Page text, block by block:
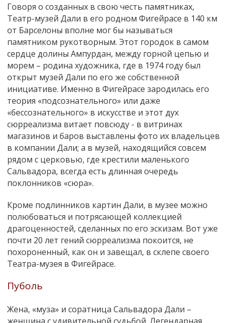
Говоря о созданных в свою честь памятниках,
Театр-музей Дали в его родном Фигейрасе в 140 км
от Барселоны вполне мог бы называться
памятником рукотворным. Этот городок в самом
сердце долины Ампурдан, между горной цепью и
морем – родина художника, где в 1974 году был
открыт музей Дали по его же собственной
инициативе. Именно в Фигейрасе зародилась его
теория «подсознательного» или даже
«бессознательного» в искусстве и этот дух
сюрреализма витает повсюду - в витринах
магазинов и баров выставлены фото их владельцев
в компании Дали; а в музей, находящийся совсем
рядом с церковью, где крестили маленького
Сальвадора, всегда есть длинная очередь
поклонников «сюра».
Кроме подлинников картин Дали, в музее можно
полюбоваться и потрясающей коллекцией
драгоценностей, сделанных по его эскизам. Вот уже
почти 20 лет гений сюрреализма покоится, не
похороненный, как он и завещал, в склепе своего
Театра-музея в Фигейрасе.
Пуболь
Жена, «муза» и соратница Сальвадора Дали –